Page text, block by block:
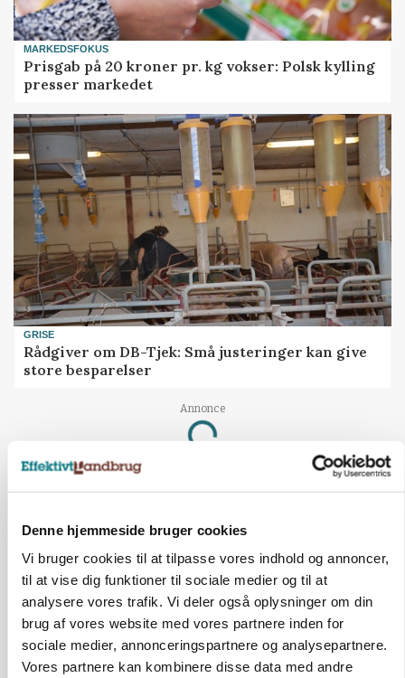
Denne hjemmeside bruger cookies
Vi bruger cookies til at tilpasse vores indhold og annoncer,
til at vise dig funktioner til sociale medier og til at
analysere vores trafik. Vi deler også oplysninger om din
brug af vores website med vores partnere inden for
sociale medier, annonceringspartnere og analysepartnere.
Vores partnere kan kombinere disse data med andre
MARKEDSFOKUS
Prisgab på 20 kroner pr. kg vokser: Polsk kylling
presser markedet
GRISE
Rådgiver om DB-Tjek: Små justeringer kan give
store besparelser
Annonce
Loading...